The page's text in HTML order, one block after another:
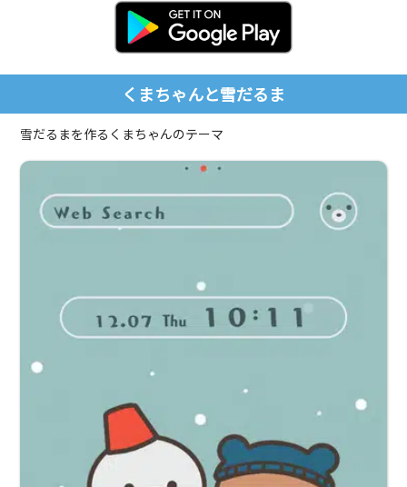
くまちゃんと雪だるま
雪だるまを作るくまちゃんのテーマ